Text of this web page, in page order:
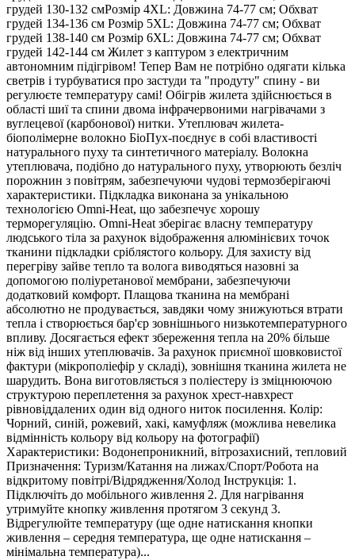
грудей 130-132 смРозмір 4XL: Довжина 74-77 см; Обхват
грудей 134-136 см Розмір 5XL: Довжина 74-77 см; Обхват
грудей 138-140 см Розмір 6XL: Довжина 74-77 см; Обхват
грудей 142-144 см Жилет з каптуром з електричним
автономним підігрівом! Тепер Вам не потрібно одягати кілька
светрів і турбуватися про застуди та "продуту" спину - ви
регулюєте температуру самі! Обігрів жилета здійснюється в
області шиї та спини двома інфрачервоними нагрівачами з
вуглецевої (карбонової) нитки. Утеплювач жилета-
біополімерне волокно БіоПух-поєднує в собі властивості
натурального пуху та синтетичного матеріалу. Волокна
утеплювача, подібно до натурального пуху, утворюють безліч
порожнин з повітрям, забезпечуючи чудові термозберігаючі
характеристики. Підкладка виконана за унікальною
технологією Omni-Heat, що забезпечує хорошу
терморегуляцію. Omni-Heat зберігає власну температуру
людського тіла за рахунок відображення алюмінієвих точок
тканини підкладки сріблястого кольору. Для захисту від
перегріву зайве тепло та волога виводяться назовні за
допомогою поліуретанової мембрани, забезпечуючи
додатковий комфорт. Плащова тканина на мембрані
абсолютно не продувається, завдяки чому знижуються втрати
тепла і створюється бар'єр зовнішнього низькотемпературного
впливу. Досягається ефект збереження тепла на 20% більше
ніж від інших утеплювачів. За рахунок приємної шовковистої
фактури (мікрополіефір у складі), зовнішня тканина жилета не
шарудить. Вона виготовляється з поліестеру із зміцнюючою
структурою переплетення за рахунок хрест-навхрест
рівновіддалених один від одного ниток посилення. Колір:
Чорний, синій, рожевий, хакі, камуфляж (можлива невелика
відмінність кольору від кольору на фотографії)
Характеристики: Водонепроникний, вітрозахисний, тепловий
Призначення: Туризм/Катання на лижах/Спорт/Робота на
відкритому повітрі/Відрядження/Холод Інструкція: 1.
Підключіть до мобільного живлення 2. Для нагрівання
утримуйте кнопку живлення протягом 3 секунд 3.
Відрегулюйте температуру (ще одне натискання кнопки
живлення – середня температура, ще одне натискання –
мінімальна температура)...